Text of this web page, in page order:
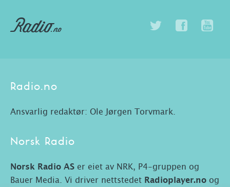
Radio.no
Ansvarlig redaktør: Ole Jørgen Torvmark.
Norsk Radio
Norsk Radio AS er eiet av NRK, P4-gruppen og
Bauer Media. Vi driver nettstedet Radioplayer.no og